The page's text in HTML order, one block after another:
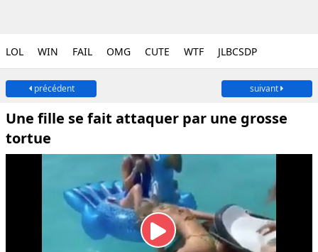
LOL WIN FAIL OMG CUTE WTF JLBCSDP
précédent suivant
Une fille se fait attaquer par une grosse
tortue